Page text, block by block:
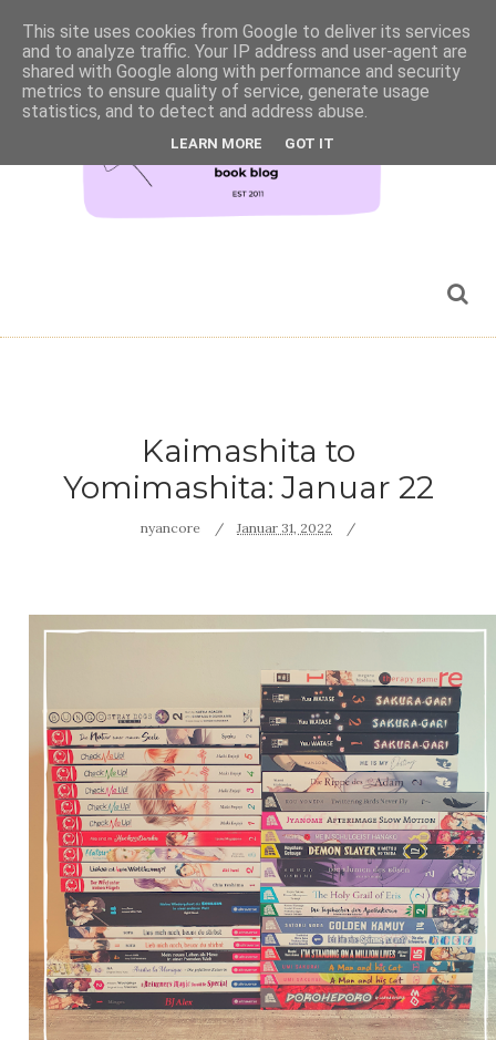
Kaimashita to
Yomimashita: Januar 22
nyancore Januar 31, 2022
This site uses cookies from Google to deliver its services
and to analyze traffic. Your IP address and user-agent are
shared with Google along with performance and security
metrics to ensure quality of service, generate usage
statistics, and to detect and address abuse.
LEARN MORE GOT IT